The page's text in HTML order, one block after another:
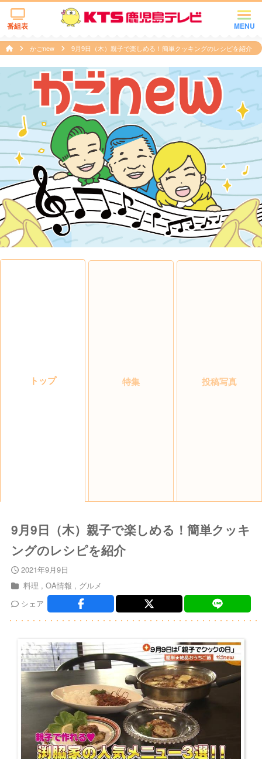
MENU
番組表
かごnew 9月9日（木）親子で楽しめる！簡単クッキングのレシピを紹介
トップ 特集 投稿写真
9月9日（木）親子で楽しめる！簡単クッキ
ングのレシピを紹介
2021年9月9日
料理
OA情報
グルメ
シェア